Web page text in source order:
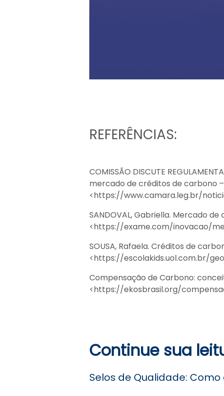
REFERÊNCIAS:
COMISSÃO DISCUTE
mercado de créditos de carbono
<https://www.camara.leg.br/
‌SANDOVAL, Gabriella. Mercado
<https://exame.com/inovacao/
SOUSA, Rafaela. Créditos de
<https://escolakids.uol.com.br/
Compensação de Carbono:
<https://ekosbrasil.org/
Continue sua
Selos de Qualidade: